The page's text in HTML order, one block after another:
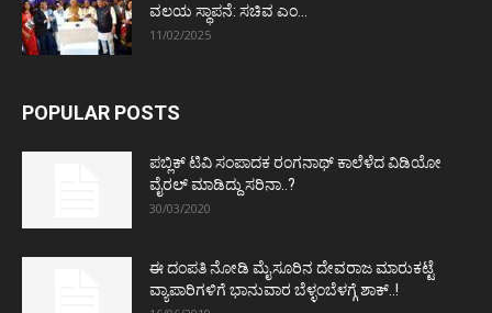
ವಲಯ ಸ್ಥಾಪನೆ: ಸಚಿವ ಎಂ...
11/02/2025
POPULAR POSTS
ಪಬ್ಲಿಕ್ ಟಿವಿ ಸಂಪಾದಕ ರಂಗನಾಥ್ ಕಾಲೆಳೆದ ವಿಡಿಯೋ
ವೈರಲ್ ಮಾಡಿದ್ದು ಸರಿನಾ..?
30/03/2020
ಈ ದಂಪತಿ ನೋಡಿ ಮೈಸೂರಿನ ದೇವರಾಜ ಮಾರುಕಟ್ಟೆ
ವ್ಯಾಪಾರಿಗಳಿಗೆ ಭಾನುವಾರ ಬೆಳ್ಳಂಬೆಳಗ್ಗೆ ಶಾಕ್..!